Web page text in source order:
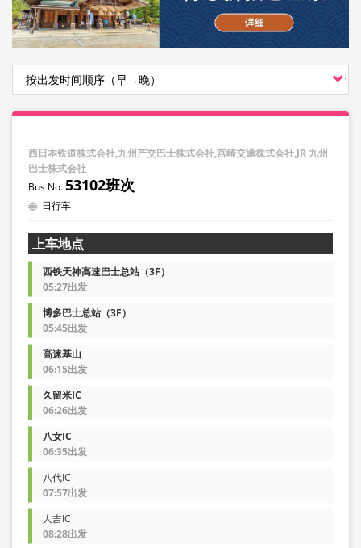
西日本铁道株式会社,九州产交巴士株式会社,宫崎交通株式会社,JR 九州
巴士株式会社
53102班次
日行车
上车地点
西铁天神高速巴士总站（3F）
05:27出发
博多巴士总站（3F）
05:45出发
高速基山
06:15出发
久留米IC
06:26出发
八女IC
06:35出发
八代IC
07:57出发
人吉IC
08:28出发